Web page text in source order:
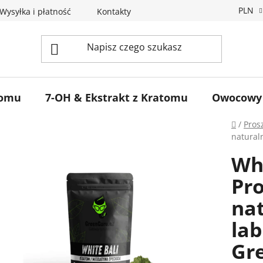
Wysyłka i płatność Kontakty Program PLN
7-OH & Ekstrakt z Kratomu
Home
/